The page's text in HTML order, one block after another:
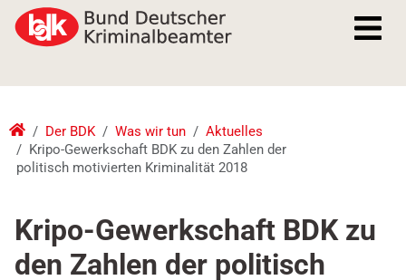
Der BDK Was wir tun
Aktuelles
Kripo-Gewerkschaft BDK zu den Zahlen der
politisch motivierten Kriminalität 2018
Kripo-Gewerkschaft BDK zu
den Zahlen der politisch